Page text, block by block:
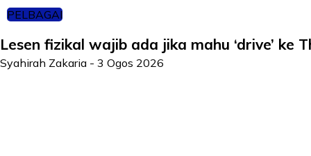
PELBAGAI
Lesen fizikal wajib ada jika mahu ‘drive’ ke
Syahirah Zakaria - 3 Ogos 2026